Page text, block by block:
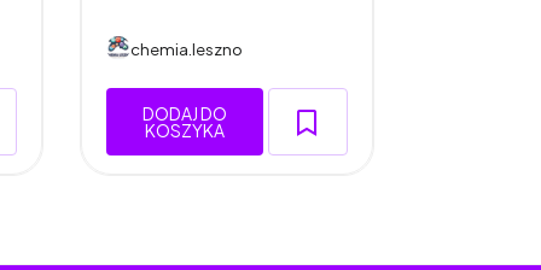
chemia.leszno
DODAJ DO
KOSZYKA